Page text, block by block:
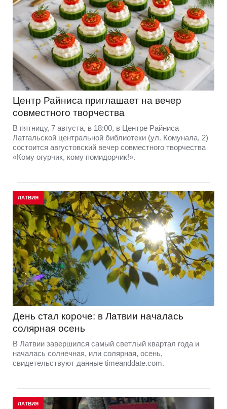
Центр Райниса приглашает на вечер
совместного творчества
В пятницу, 7 августа, в 18:00, в Центре Райниса
Латгальской центральной библиотеки (ул. Комунала, 2)
состоится августовский вечер совместного творчества
«Кому огурчик, кому помидорчик!».
ЛАТВИЯ
День стал короче: в Латвии началась
солярная осень
В Латвии завершился самый светлый квартал года и
началась солнечная, или солярная, осень,
свидетельствуют данные timeanddate.com.
ЛАТВИЯ